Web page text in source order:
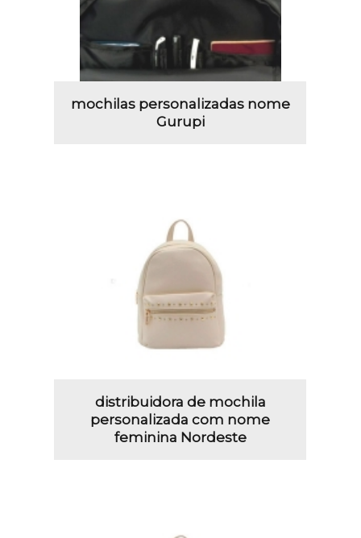
mochilas personalizadas nome
Gurupi
distribuidora de mochila
personalizada com nome
feminina Nordeste